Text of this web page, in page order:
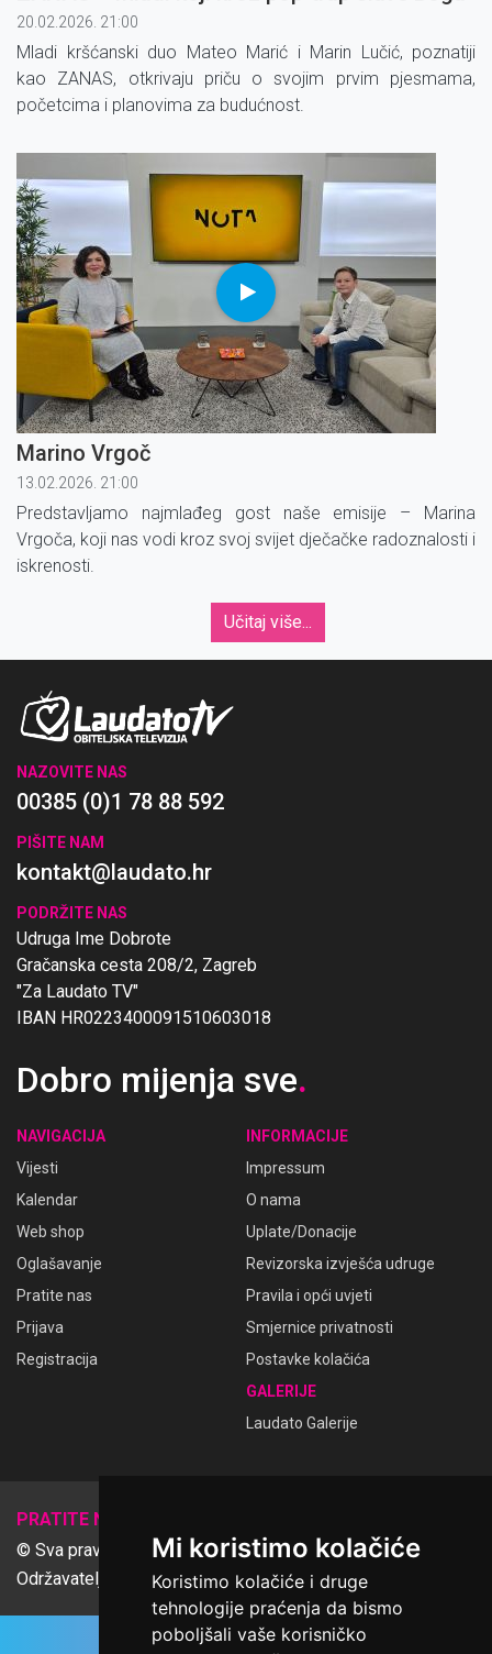
Mi koristimo kolačiće
Koristimo kolačiće i druge
tehnologije praćenja da bismo
poboljšali vaše korisničko
20.02.2026. 21:00
Mladi kršćanski duo Mateo Marić i Marin Lučić, poznatiji
kao ZANAS, otkrivaju priču o svojim prvim pjesmama,
početcima i planovima za budućnost.
Marino Vrgoč
13.02.2026. 21:00
Predstavljamo najmlađeg gost naše emisije – Marina
Vrgoča, koji nas vodi kroz svoj svijet dječačke radoznalosti i
iskrenosti.
Učitaj više...
NAZOVITE NAS
00385 (0)1 78 88 592
PIŠITE NAM
kontakt@laudato.hr
PODRŽITE NAS
Udruga Ime Dobrote
Gračanska cesta 208/2, Zagreb
"Za Laudato TV"
IBAN HR0223400091510603018
Dobro mijenja sve.
NAVIGACIJA
Vijesti
Kalendar
Web shop
Oglašavanje
Pratite nas
Prijava
Registracija
INFORMACIJE
Impressum
O nama
Uplate/Donacije
Revizorska izvješća udruge
Pravila i opći uvjeti
Smjernice privatnosti
Postavke kolačića
GALERIJE
Laudato Galerije
PRATITE NAS
© Sva prava pridržana Udruga Ime dobrote
Održavatelj Netcom d.o.o., Riva 6, Rijeka